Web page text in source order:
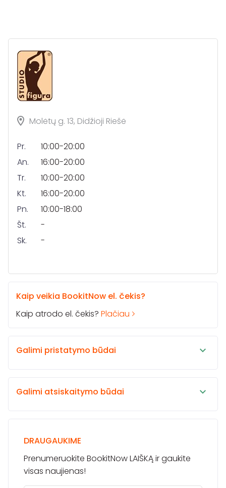
Molėtų g. 13, Didžioji Riešė
Pr.
10:00-20:00
An.
16:00-20:00
Tr.
10:00-20:00
Kt.
16:00-20:00
Pn.
10:00-18:00
Št.
-
Sk.
-
Kaip veikia BookitNow el. čekis?
Kaip atrodo el. čekis? Plačiau
Galimi pristatymo būdai
Galimi atsiskaitymo būdai
DRAUGAUKIME
Prenumeruokite BookitNow LAIŠKĄ ir gaukite
visas naujienas!